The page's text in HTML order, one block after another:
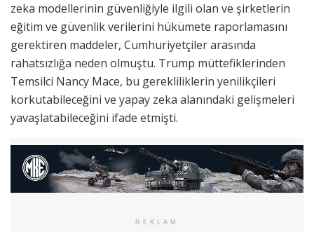
zeka modellerinin güvenliğiyle ilgili olan ve şirketlerin
eğitim ve güvenlik verilerini hükümete raporlamasını
gerektiren maddeler, Cumhuriyetçiler arasında
rahatsızlığa neden olmuştu. Trump müttefiklerinden
Temsilci Nancy Mace, bu gerekliliklerin yenilikçileri
korkutabileceğini ve yapay zeka alanındaki gelişmeleri
yavaşlatabileceğini ifade etmişti.
REKLAM